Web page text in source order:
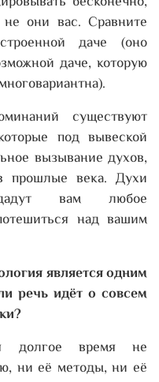
они вас. Сравните
даче (оно
даче, которую
существуют
под вывеской
вызывание духов,
прошлые века. Духи
вам любое
над вашим
является одним
речь идёт о совсем
долгое время не
ни её методы, ни её